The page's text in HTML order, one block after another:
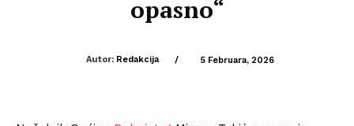
opasno“
Autor: Redakcija / 5 Februara, 2026